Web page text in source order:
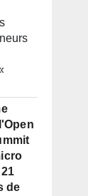
de